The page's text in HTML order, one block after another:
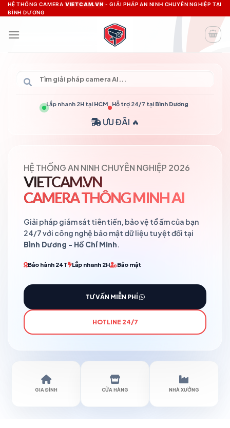
Skip
to
content
HỆ THỐNG CAMERA VIETCAM.VN - GIẢI PHÁP AN NINH CHUYÊN NGHIỆP TẠI
BÌNH DƯƠNG
Lắp nhanh 2H tại HCM Hỗ trợ 24/7 tại Bình Dương
ƯU ĐÃI 🔥
HỆ THỐNG AN NINH CHUYÊN NGHIỆP 2026
VIETCAM.VN
CAMERA THÔNG MINH AI
Giải pháp giám sát tiên tiến, bảo vệ tổ ấm của bạn
24/7 với công nghệ bảo mật dữ liệu tuyệt đối tại
Bình Dương - Hồ Chí Minh.
Bảo hành 24T Lắp nhanh 2H Bảo mật
TƯ VẤN MIỄN PHÍ
HOTLINE 24/7
GIA ĐÌNH CỬA HÀNG NHÀ XƯỞNG